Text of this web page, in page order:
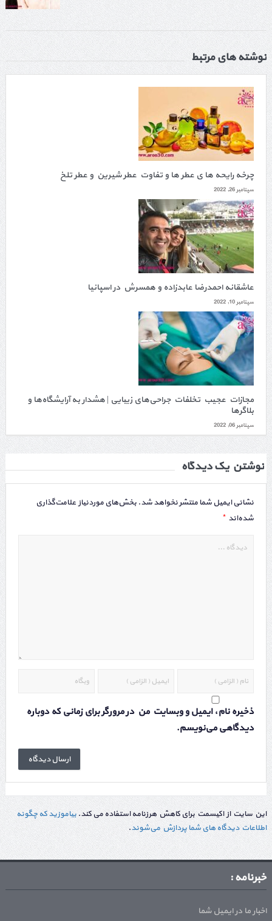
نوشته های مرتبط
چرخه رایحه ها ی عطر ها و تفاوت عطر شیرین و عطر تلخ
سپتامبر 26, 2022
عاشقانه احمدرضا عابدزاده و همسرش در اسپانیا
سپتامبر 10, 2022
مجازات عجیب تخلفات جراحی‌های زیبایی | هشدار به آرایشگاه‌ها و
بلاگرها
سپتامبر 06, 2022
نوشتن یک دیدگاه
نشانی ایمیل شما منتشر نخواهد شد. بخش‌های موردنیاز علامت‌گذاری
شده‌اند *
ذخیره نام، ایمیل و وبسایت من در مرورگر برای زمانی که دوباره
دیدگاهی می‌نویسم.
این سایت از اکیسمت برای کاهش هرزنامه استفاده می کند. بیاموزید که چگونه
اطلاعات دیدگاه های شما پردازش می‌شوند.
خبرنامه :
اخبار ما در ایمیل شما